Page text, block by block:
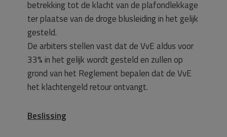
betrekking tot de klacht van de plafondlekkage
ter plaatse van de droge blusleiding in het gelijk
gesteld.
De arbiters stellen vast dat de VvE aldus voor
33% in het gelijk wordt gesteld en zullen op
grond van het Reglement bepalen dat de VvE
het klachtengeld retour ontvangt.
Beslissing